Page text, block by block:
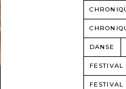
DANSE